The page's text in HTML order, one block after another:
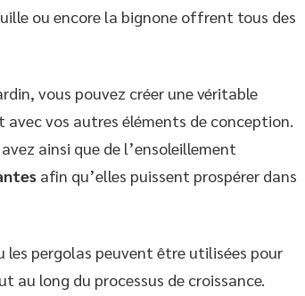
ou encore la bignone offrent tous des
vous pouvez créer une véritable
vos autres éléments de conception.
ainsi que de l’ensoleillement
afin qu’elles puissent prospérer dans
les pergolas peuvent être utilisées pour
au long du processus de croissance.